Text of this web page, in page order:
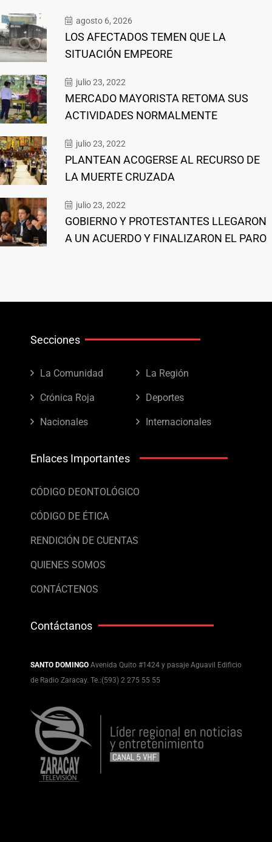
agosto 6, 2026
LOS AFECTADOS TEMEN QUE LA
SITUACIÓN EMPEORE
julio 23, 2022
MERCADO MAYORISTA RETOMA SUS
ACTIVIDADES NORMALMENTE
julio 23, 2022
PLANTEAN ACOGERSE AL RECURSO DE
LA MUERTE CRUZADA
julio 23, 2022
GOBIERNO Y PROTESTANTES LLEGARON
A UN ACUERDO Y FINALIZARON EL PARO
Secciones
La Comunidad La Región
Crónica Roja Deportes
Nacionales Internacionales
Enlaces Importantes
CÓDIGO DEONTOLÓGICO
CÓDIGO DE ÉTICA
RENDICIÓN DE CUENTAS
QUIENES SOMOS
CONTÁCTENOS
Contáctanos
SANTO DOMINGO Avenida Quito #1424 y pasaje Aguavil Edificio
de Radio Zaracay. Te.:(593) 2 275 55 55